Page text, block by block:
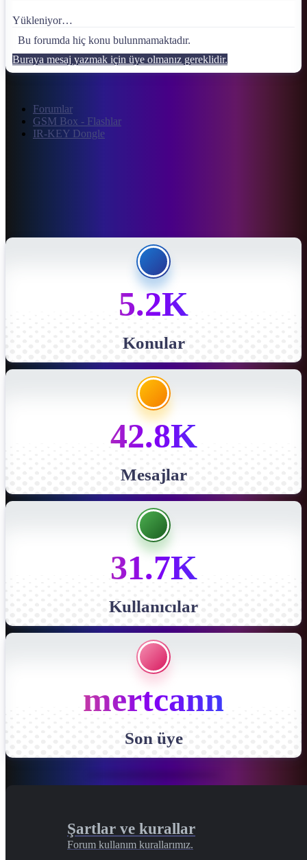
Yükleniyor…
Bu forumda hiç konu bulunmamaktadır.
Buraya mesaj yazmak için üye olmanız gereklidir.
Forumlar
GSM Box - Flashlar
IR-KEY Dongle
5.2K
Konular
42.8K
Mesajlar
31.7K
Kullanıcılar
mertcann
Son üye
Şartlar ve kurallar
Forum kullanım kurallarımız.